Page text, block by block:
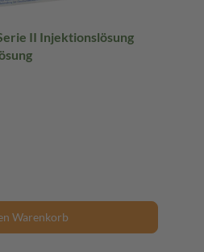
II Injektionslösung
Warenkorb